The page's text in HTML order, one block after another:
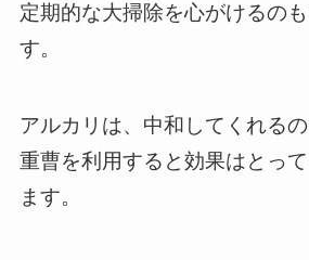
定期的な大掃除を心がけるの
す。
アルカリは、中和してくれるの
重曹を利用すると効果はとっ
ます。